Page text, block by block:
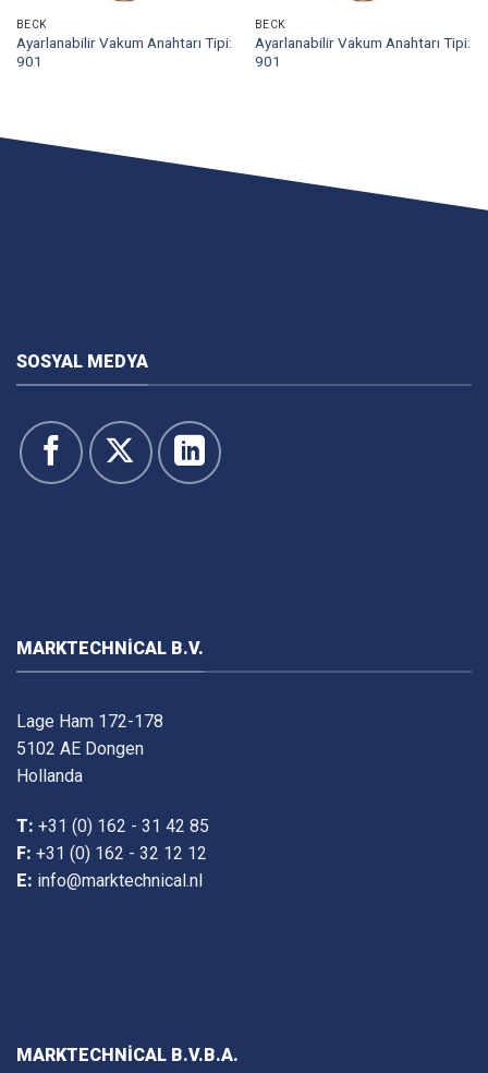
BECK
Ayarlanabilir Vakum Anahtarı Tipi:
901
BECK
Ayarlanabilir Vakum Anahtarı Tipi:
901
SOSYAL MEDYA
MARKTECHNICAL B.V.
Lage Ham 172-178
5102 AE Dongen
Hollanda
T: +31 (0) 162 - 31 42 85
F: +31 (0) 162 - 32 12 12
E: info@marktechnical.nl
MARKTECHNICAL B.V.B.A.